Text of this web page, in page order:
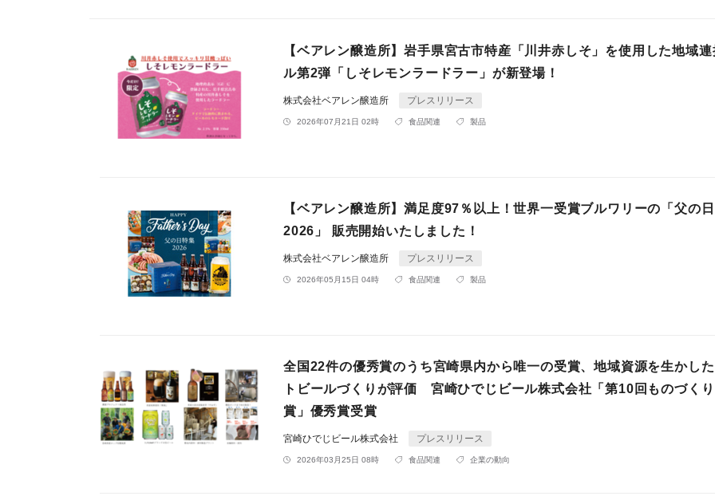
【ベアレン醸造所】岩手県宮古市特産「川井赤しそ」を使用した地域
ル第2弾「しそレモンラードラー」が新登場！
株式会社ベアレン醸造所 プレスリリース
2026年07月21日 02時 食品関連 製品
【ベアレン醸造所】満足度97％以上！世界一受賞ブルワリーの「父の
2026」 販売開始いたしました！
株式会社ベアレン醸造所 プレスリリース
2026年05月15日 04時 食品関連 製品
全国22件の優秀賞のうち宮崎県内から唯一の受賞、地域資源を生かし
トビールづくりが評価 宮崎ひでじビール株式会社「第10回ものづく
賞」優秀賞受賞
宮崎ひでじビール株式会社 プレスリリース
2026年03月25日 08時 食品関連 企業の動向